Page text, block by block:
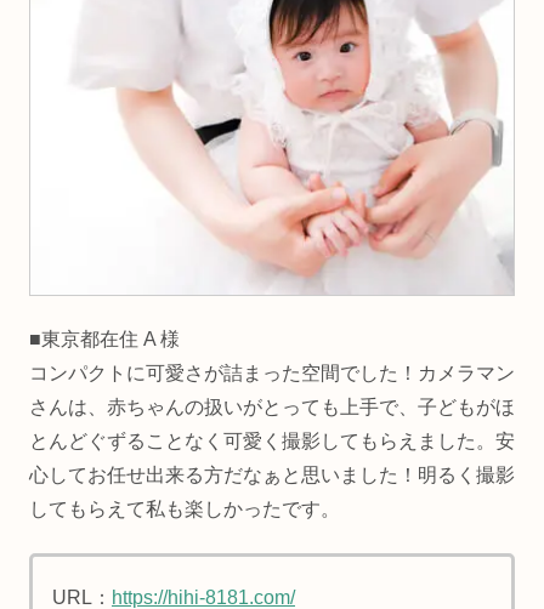
■東京都在住 A 様
コンパクトに可愛さが詰まった空間でした！カメラマン
さんは、赤ちゃんの扱いがとっても上手で、子どもがほ
とんどぐずることなく可愛く撮影してもらえました。安
心してお任せ出来る方だなぁと思いました！明るく撮影
してもらえて私も楽しかったです。
URL： https://hihi-8181.com/